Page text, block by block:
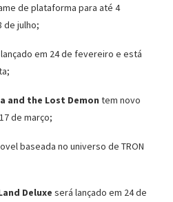
de plataforma para até 4
de julho;
em 24 de fevereiro e está
and the Lost Demon tem novo
de março;
baseada no universo de TRON
Deluxe será lançado em 24 de